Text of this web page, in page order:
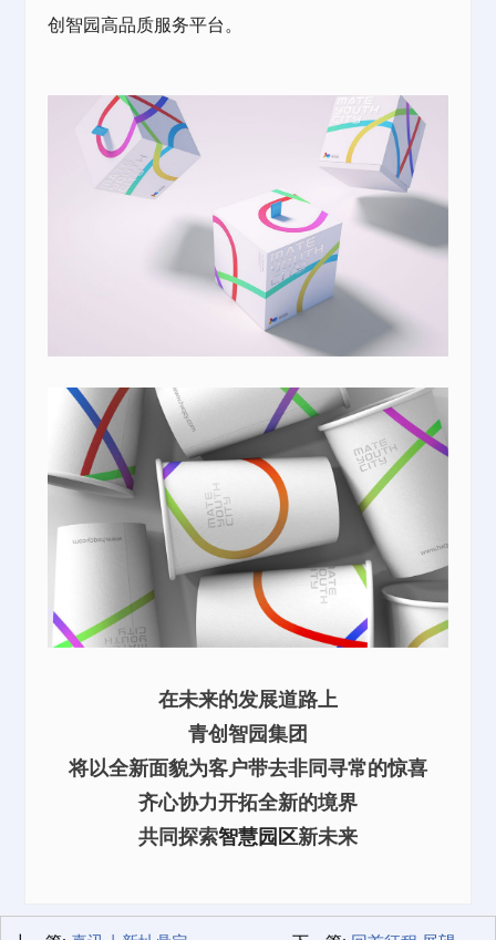
创智园高品质服务平台。
在未来的发展道路上
青创智园集团
将以全新面貌为客户带去非同寻常的惊喜
齐心协力开拓全新的境界
共同探索智慧园区新未来